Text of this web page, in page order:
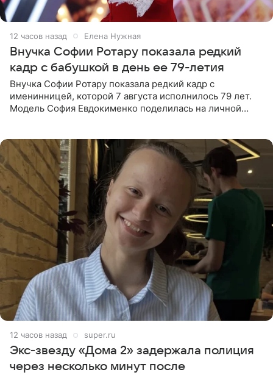
12 часов назад Елена Нужная
Внучка Софии Ротару показала редкий
кадр с бабушкой в день ее 79-летия
Внучка Софии Ротару показала редкий кадр с
именинницей, которой 7 августа исполнилось 79 лет.
Модель София Евдокименко поделилась на личной
12 часов назад super.ru
Экс‑звезду «Дома 2» задержала полиция
через несколько минут после